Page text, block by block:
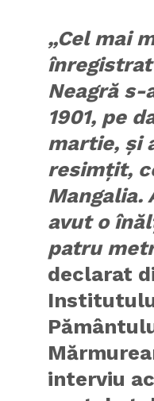
„Cel mai
Neagră s-
1901, pe
martie, și
resimțit,
Mangalia.
avut o
patru
declarat
interviu